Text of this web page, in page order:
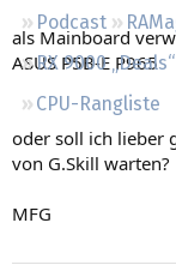
Podcast
RX 9000 „Deals“
CPU-Rangliste
als Mainboard
ASUS P5B-E P965
oder soll ich lieber
von G.Skill warten?
MFG